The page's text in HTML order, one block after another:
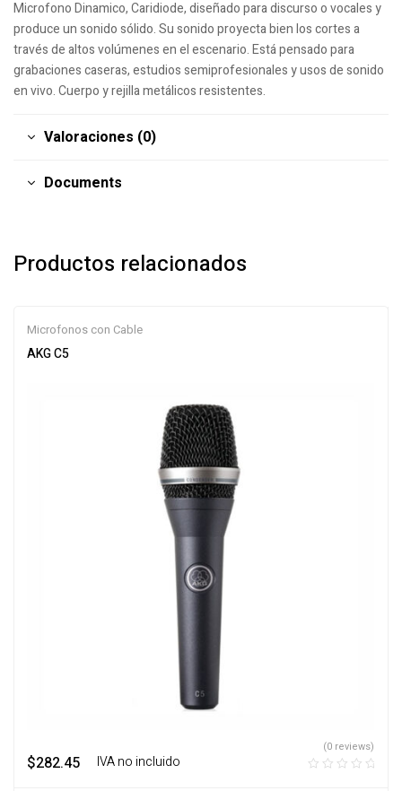
Microfono Dinamico, Caridiode, diseñado para discurso o vocales y
produce un sonido sólido. Su sonido proyecta bien los cortes a
través de altos volúmenes en el escenario. Está pensado para
grabaciones caseras, estudios semiprofesionales y usos de sonido
en vivo. Cuerpo y rejilla metálicos resistentes.
Valoraciones (0)
Documents
Productos relacionados
Microfonos con Cable
AKG C5
$282.45 ‎ ‎ ‎ IVA no incluido
(0 reviews)